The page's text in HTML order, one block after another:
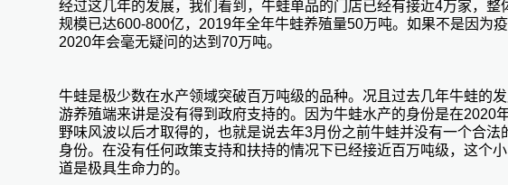
经过这几年的发展，我们看到，牛蛙单品的门店已经有接近4万家，整
规模已达600-800亿，2019年全年牛蛙养殖量50万吨。如果不是因为
2020年会毫无疑问的达到70万吨。
牛蛙是极少数在水产领域突破百万吨级的品种。况且过去几年牛蛙的
游养殖端来讲是没有得到政府支持的。因为牛蛙水产的身份是在2020
野味风波以后才取得的，也就是说去年3月份之前牛蛙并没有一个合法
身份。在没有任何政策支持和扶持的情况下已经接近百万吨级，这个
道是极具生命力的。